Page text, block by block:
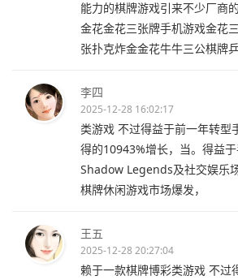
能力的棋牌游戏引来不少厂商
金花金花三张牌手机游戏金花
张扑克炸金金花牛牛三公棋牌
李四
2025-12-28 16:02:17
类游戏 不过得益于前一年转型
得的10943%增长，当。得益
Shadow Legends及社交娱乐
棋牌休闲游戏市场爆发，
王五
2025-12-28 20:27:04
赖于一款棋牌博彩类游戏 不过